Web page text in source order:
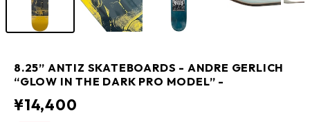
8.25” ANTIZ SKATEBOARDS - ANDRE GERLICH
“GLOW IN THE DARK PRO MODEL” -
¥14,400